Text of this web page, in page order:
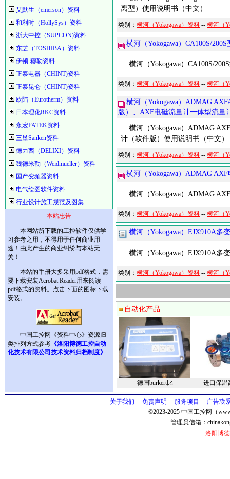
艾默生（emerson）资料
和利时（HollySys）资料
浙大中控（SUPCON)资料
东芝（TOSHIBA）资料
伊顿-穆勒资料
正泰电器（CHINT)资料
正泰昆仑（CHINT)资料
欧陆（Eurotherm）资料
日本理化RKC资料
永宏FATEK资料
三垦Sanken资料
德力西（DELIXI）资料
魏德米勒（Weidmueller）资料
国产变频器资料
电气绘图软件资料
行业设计施工规范及图集
本站忠告
本网站所下载的工控软件仅供学
习参考之用，不得用于任何商业用
途！由此产生的商业纠纷与本站无
关！
本站的手册大多采用pdf格式，需
要下载安装Acrobat Reader用来阅读
pdf格式的资料。点击下面的图标下载
安装。
中国工控网《资料中心》资源归
类排列方式参考 《洛阳博德工控自动
化技术有限公司技术资料归档制度》
离型）使用说明书（中文）
类别： 横河（Yokogawa）资料 -- 横河（
横河（Yokogawa）CA100S/
横河（Yokogawa）CA100S/
类别： 横河（Yokogawa）资料 -- 横河（
横河（Yokogawa）ADMAG
版）、AXF电磁流量计一体型流量
横河（Yokogawa）ADMAG
计（软件版）使用说明书（中文）
类别： 横河（Yokogawa）资料 -- 横河（
横河（Yokogawa）ADMAG
横河（Yokogawa）ADMAG
类别： 横河（Yokogawa）资料 -- 横河（
横河（Yokogawa）EJX910A多
横河（Yokogawa）EJX910A多
类别： 横河（Yokogawa）资料 -- 横河（
自动化产品
德国burkert比 进口保温
关于我们 免责声明 服务项目
广告联
©2023-2025 中国工控网（
管理员信箱：
洛阳博